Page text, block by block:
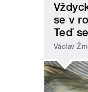
se v
Teď
Václav